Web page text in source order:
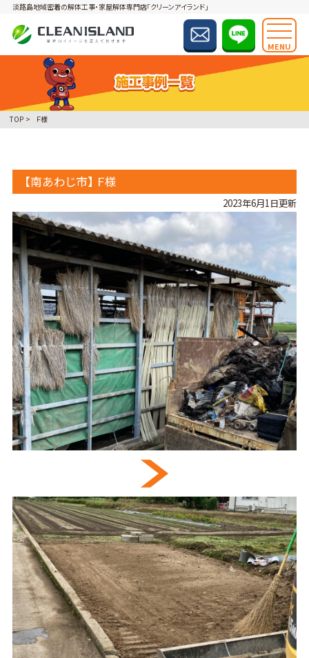
淡路島地域密着の解体工事・家屋解体専門店「クリーンアイランド」
MENU
TOP Ｆ様
【南あわじ市】 Ｆ様
2023年6月1日更新